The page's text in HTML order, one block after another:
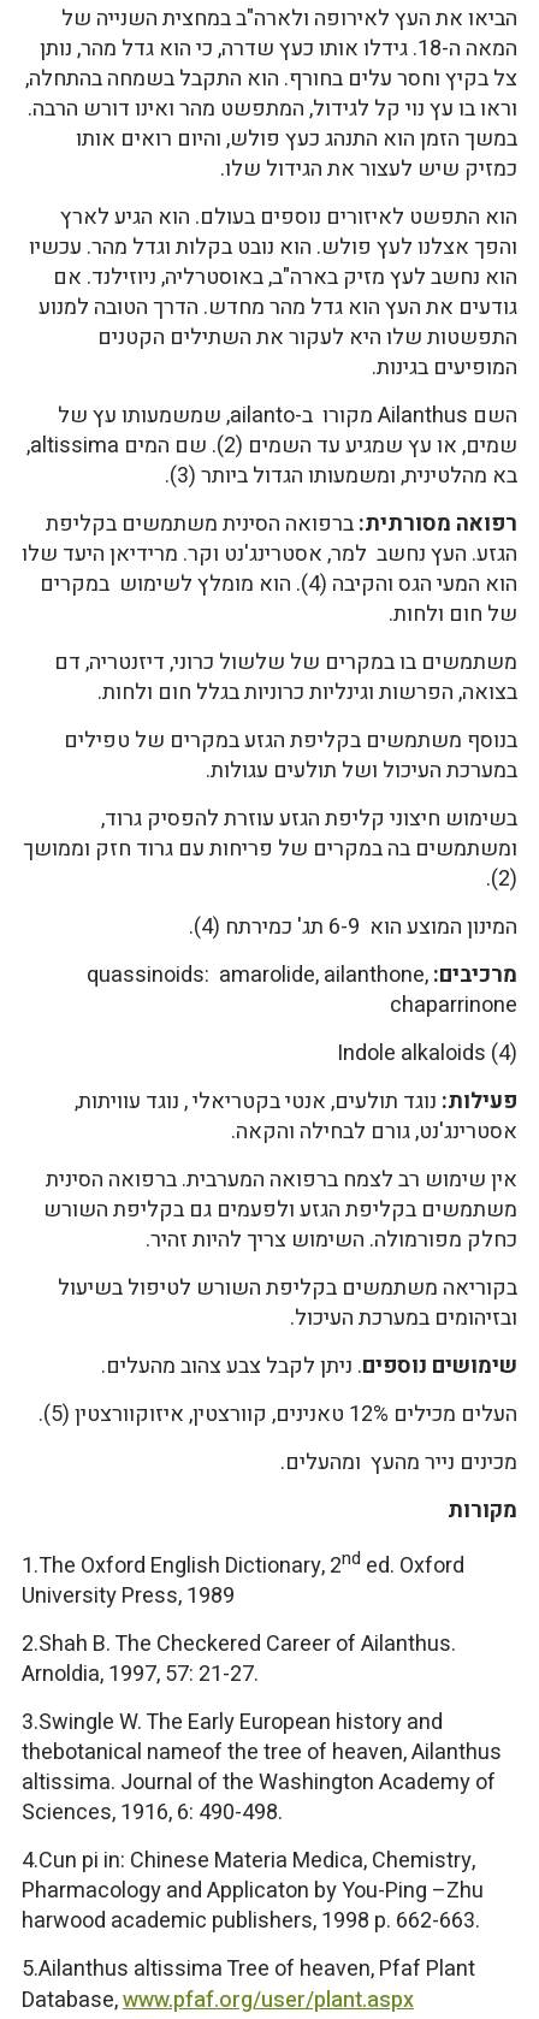
הביאו את העץ לאירופה ולארה"ב במחצית השנייה של
המאה ה-18. גידלו אותו כעץ שדרה, כי הוא גדל מהר, נותן
צל בקיץ וחסר עלים בחורף. הוא התקבל בשמחה בהתחלה,
וראו בו עץ נוי קל לגידול, המתפשט מהר ואינו דורש הרבה.
במשך הזמן הוא התנהג כעץ פולש, והיום רואים אותו
כמזיק שיש לעצור את הגידול שלו.
הוא התפשט לאיזורים נוספים בעולם. הוא הגיע לארץ
והפך אצלנו לעץ פולש. הוא נובט בקלות וגדל מהר. עכשיו
הוא נחשב לעץ מזיק בארה"ב, באוסטרליה, ניוזילנד. אם
גודעים את העץ הוא גדל מהר מחדש. הדרך הטובה למנוע
התפשטות שלו היא לעקור את השתילים הקטנים
המופיעים בגינות.
השם Ailanthus מקורו ב-ailanto, שמשמעותו עץ של
שמים, או עץ שמגיע עד השמים (2). שם המים altissima,
בא מהלטינית, ומשמעותו הגדול ביותר (3).
רפואה מסורתית:ברפואה הסינית משתמשים בקליפת
הגזע. העץ נחשב למר, אסטרינג'נט וקר. מרידיאן היעד שלו
הוא המעי הגס והקיבה (4). הוא מומלץ לשימוש במקרים
של חום ולחות.
משתמשים בו במקרים של שלשול כרוני, דיזנטריה, דם
בצואה, הפרשות וגינליות כרוניות בגלל חום ולחות.
בנוסף משתמשים בקליפת הגזע במקרים של טפילים
במערכת העיכול ושל תולעים עגולות.
בשימוש חיצוני קליפת הגזע עוזרת להפסיק גרוד,
ומשתמשים בה במקרים של פריחות עם גרוד חזק וממושך
(2).
המינון המוצע הוא 6-9 תג' כמירתח (4).
מרכיבים:quassinoids: amarolide, ailanthone,
chaparrinone
Indole alkaloids (4)
פעילות: נוגד תולעים, אנטי בקטריאלי , נוגד עוויתות,
אסטרינג'נט, גורם לבחילה והקאה.
אין שימוש רב לצמח ברפואה המערבית. ברפואה הסינית
משתמשים בקליפת הגזע ולפעמים גם בקליפת השורש
כחלק מפורמולה. השימוש צריך להיות זהיר.
בקוריאה משתמשים בקליפת השורש לטיפול בשיעול
ובזיהומים במערכת העיכול.
שימושים נוספים. ניתן לקבל צבע צהוב מהעלים.
העלים מכילים 12% טאנינים, קוורצטין, איזוקוורצטין (5).
מכינים נייר מהעץ ומהעלים.
מקורות
1.The Oxford English Dictionary, 2nd ed. Oxford
University Press, 1989
2.Shah B. The Checkered Career of Ailanthus.
Arnoldia, 1997, 57: 21-27.
3.Swingle W. The Early European history and
thebotanical nameof the tree of heaven, Ailanthus
altissima. Journal of the Washington Academy of
Sciences, 1916, 6: 490-498.
4.Cun pi in: Chinese Materia Medica, Chemistry,
Pharmacology and Applicaton by You-Ping –Zhu
harwood academic publishers, 1998 p. 662-663.
5.Ailanthus altissima Tree of heaven, Pfaf Plant
Database,www.pfaf.org/user/plant.aspx